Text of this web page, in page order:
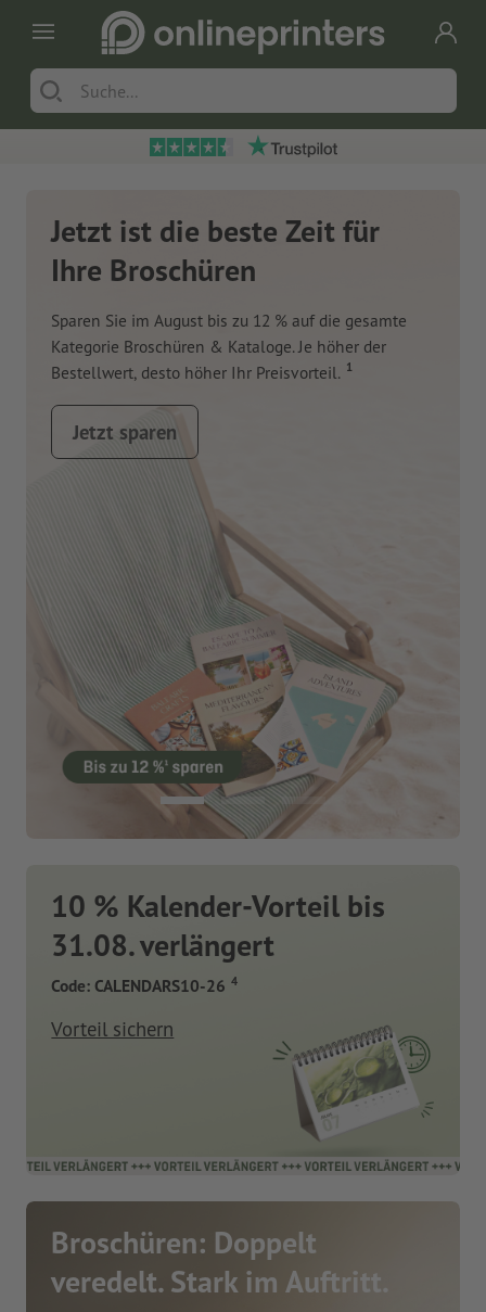
Jetzt ist die beste Zeit für
Ihre Broschüren
Sparen Sie im August bis zu 12 % auf die gesamte
Kategorie Broschüren & Kataloge. Je höher der
Bestellwert, desto höher Ihr Preisvorteil. 1
Jetzt sparen
10 % Kalender-Vorteil bis
31.08. verlängert
Code: CALENDARS10-26 4
Vorteil sichern
Broschüren: Doppelt
veredelt. Stark im Auftritt.